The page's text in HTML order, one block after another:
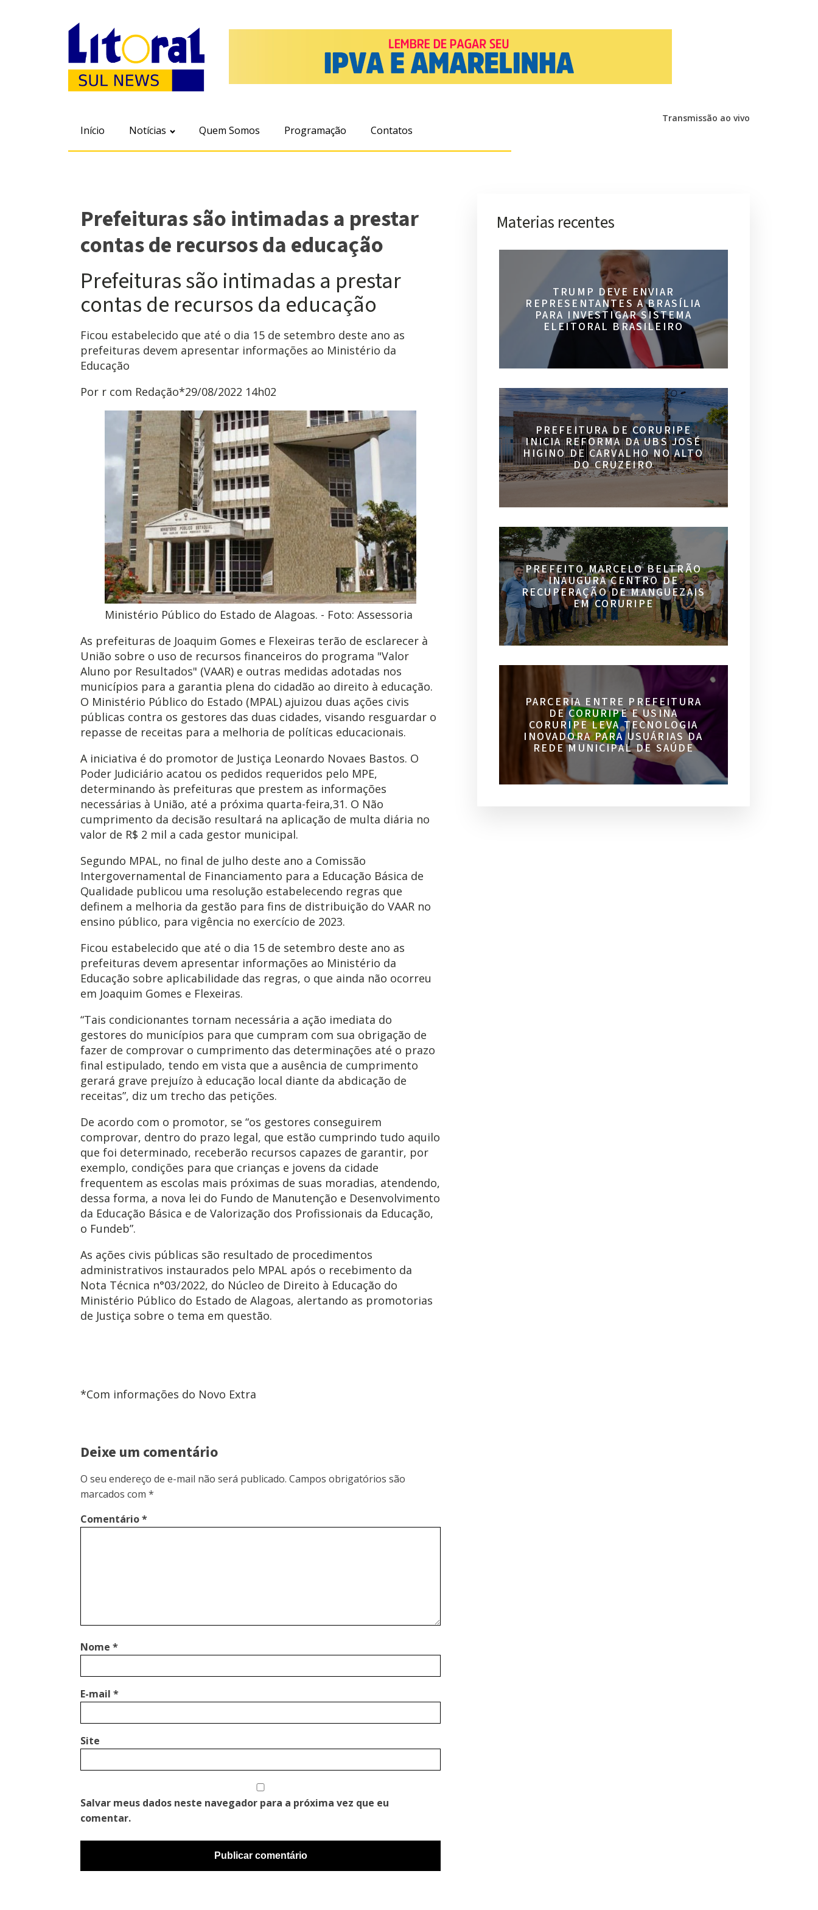
Início Notícias Quem Somos Programação Contatos
Transmissão ao vivo
Prefeituras são intimadas a prestar
contas de recursos da educação
Prefeituras são intimadas a prestar
contas de recursos da educação
Ficou estabelecido que até o dia 15 de setembro deste ano as
prefeituras devem apresentar informações ao Ministério da
Educação
Por r com Redação*29/08/2022 14h02
Ministério Público do Estado de Alagoas. - Foto: Assessoria
As prefeituras de Joaquim Gomes e Flexeiras terão de esclarecer à
União sobre o uso de recursos financeiros do programa "Valor
Aluno por Resultados" (VAAR) e outras medidas adotadas nos
municípios para a garantia plena do cidadão ao direito à educação.
O Ministério Público do Estado (MPAL) ajuizou duas ações civis
públicas contra os gestores das duas cidades, visando resguardar o
repasse de receitas para a melhoria de políticas educacionais.
A iniciativa é do promotor de Justiça Leonardo Novaes Bastos. O
Poder Judiciário acatou os pedidos requeridos pelo MPE,
determinando às prefeituras que prestem as informações
necessárias à União, até a próxima quarta-feira,31. O Não
cumprimento da decisão resultará na aplicação de multa diária no
valor de R$ 2 mil a cada gestor municipal.
Segundo MPAL, no final de julho deste ano a Comissão
Intergovernamental de Financiamento para a Educação Básica de
Qualidade publicou uma resolução estabelecendo regras que
definem a melhoria da gestão para fins de distribuição do VAAR no
ensino público, para vigência no exercício de 2023.
Ficou estabelecido que até o dia 15 de setembro deste ano as
prefeituras devem apresentar informações ao Ministério da
Educação sobre aplicabilidade das regras, o que ainda não ocorreu
em Joaquim Gomes e Flexeiras.
“Tais condicionantes tornam necessária a ação imediata do
gestores do municípios para que cumpram com sua obrigação de
fazer de comprovar o cumprimento das determinações até o prazo
final estipulado, tendo em vista que a ausência de cumprimento
gerará grave prejuízo à educação local diante da abdicação de
receitas”, diz um trecho das petições.
De acordo com o promotor, se “os gestores conseguirem
comprovar, dentro do prazo legal, que estão cumprindo tudo aquilo
que foi determinado, receberão recursos capazes de garantir, por
exemplo, condições para que crianças e jovens da cidade
frequentem as escolas mais próximas de suas moradias, atendendo,
dessa forma, a nova lei do Fundo de Manutenção e Desenvolvimento
da Educação Básica e de Valorização dos Profissionais da Educação,
o Fundeb”.
As ações civis públicas são resultado de procedimentos
administrativos instaurados pelo MPAL após o recebimento da
Nota Técnica n°03/2022, do Núcleo de Direito à Educação do
Ministério Público do Estado de Alagoas, alertando as promotorias
de Justiça sobre o tema em questão.
*Com informações do Novo Extra
Deixe um comentário
O seu endereço de e-mail não será publicado. Campos obrigatórios são
marcados com *
Comentário*
Nome *
E-mail *
Site
Salvar meus dados neste navegador para a próxima vez que eu
comentar.
Materias recentes
TRUMP DEVE ENVIAR
REPRESENTANTES A BRASÍLIA
PARA INVESTIGAR SISTEMA
ELEITORAL BRASILEIRO
PREFEITURA DE CORURIPE
INICIA REFORMA DA UBS JOSÉ
HIGINO DE CARVALHO NO ALTO
DO CRUZEIRO
PREFEITO MARCELO BELTRÃO
INAUGURA CENTRO DE
RECUPERAÇÃO DE MANGUEZAIS
EM CORURIPE
PARCERIA ENTRE PREFEITURA
DE CORURIPE E USINA
CORURIPE LEVA TECNOLOGIA
INOVADORA PARA USUÁRIAS DA
REDE MUNICIPAL DE SAÚDE